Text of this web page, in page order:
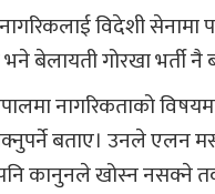
विदेशी सेनामा
बेलायती गोरखा भर्ती नै
नागरिकताको
बताए। उनले एलन
कानुनले खोस्न नसक्ने